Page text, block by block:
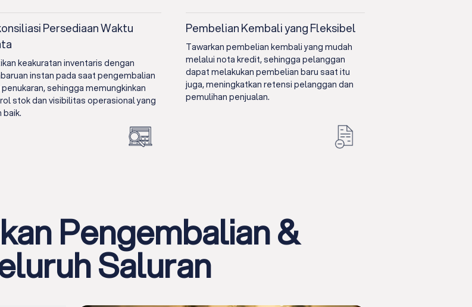
Persediaan Waktu
keakuratan inventaris dengan
instan pada saat pengembalian
sehingga memungkinkan
stok dan visibilitas operasional yang
baik.
Pembelian Kembali yang Fleksibel
Tawarkan pembelian kembali yang mudah
melalui nota kredit, sehingga pelanggan
dapat melakukan pembelian baru saat itu
juga, meningkatkan retensi pelanggan dan
pemulihan penjualan.
Pengembalian &
Saluran